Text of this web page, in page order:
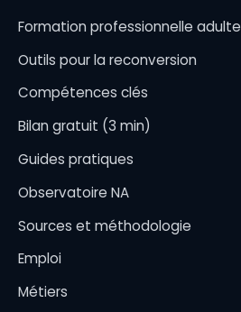
Formation professionnelle adulte
Outils pour la reconversion
Compétences clés
Bilan gratuit (3 min)
Guides pratiques
Observatoire NA
Sources et méthodologie
Emploi
Métiers